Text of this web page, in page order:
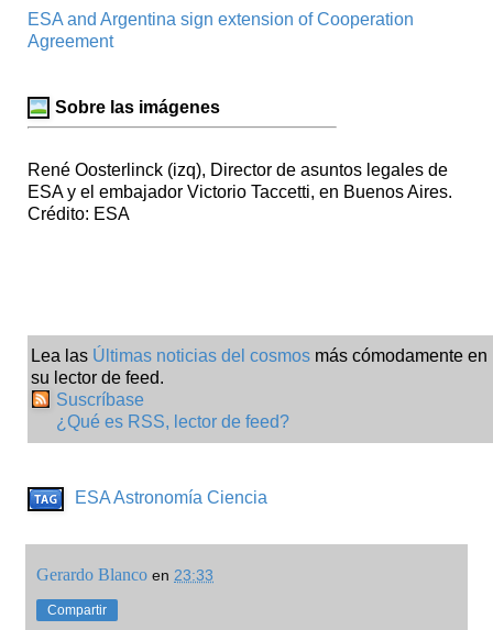
ESA and Argentina sign extension of Cooperation
Agreement
Sobre las imágenes
René Oosterlinck (izq), Director de asuntos legales de
ESA y el embajador Victorio Taccetti, en Buenos Aires.
Crédito: ESA
Lea las Últimas noticias del cosmos más cómodamente en
su lector de feed.
Suscríbase
¿Qué es RSS, lector de feed?
ESAAstronomía Ciencia
Gerardo Blanco en 23:33
Compartir